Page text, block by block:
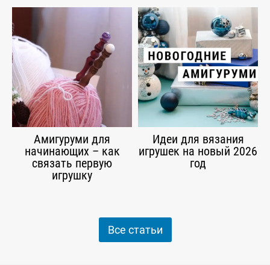
Амигуруми для
начинающих – как
связать первую
игрушку
Идеи для вязания
игрушек на новый 2026
год
Все статьи